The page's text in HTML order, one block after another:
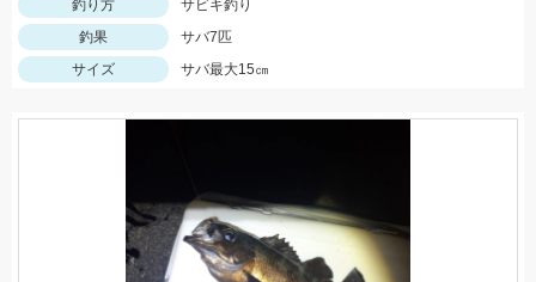
釣り方
サビキ釣り
釣果
サバ7匹
サイズ
サバ最大15㎝